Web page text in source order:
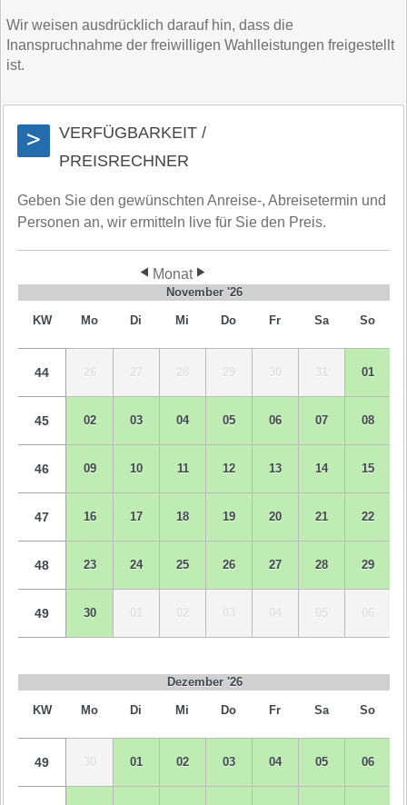
Wir weisen ausdrücklich darauf hin, dass die
Inanspruchnahme der freiwilligen Wahlleistungen freigestellt
ist.
>
VERFÜGBARKEIT /
PREISRECHNER
Geben Sie den gewünschten Anreise-, Abreisetermin und
Personen an, wir ermitteln live für Sie den Preis.
Monat
November '26
KW Mo Di Mi Do Fr Sa So
44 26 27 28 29 30 31 01
45 02 03 04 05 06 07 08
46 09 10 11 12 13 14 15
47 16 17 18 19 20 21 22
48 23 24 25 26 27 28 29
49 30 01 02 03 05 06
Dezember '26
KW Mo Di Mi Do Fr Sa So
49 30 01 02 03 04 05 06